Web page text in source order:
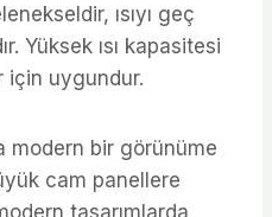
ısıyı geç
Yüksek ısı kapasitesi
için uygundur.
modern bir görünüme
cam panellere
tasarımlarda